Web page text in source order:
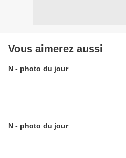
Vous aimerez aussi
N - photo du jour
N - photo du jour